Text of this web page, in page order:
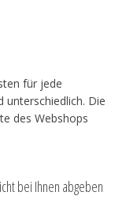
für jede
unterschiedlich. Die
des Webshops
bei Ihnen abgeben